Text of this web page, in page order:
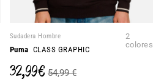
Sudadera Hombre
Puma CLASS GRAPHIC
2
colores
32,99 € 54,99 €